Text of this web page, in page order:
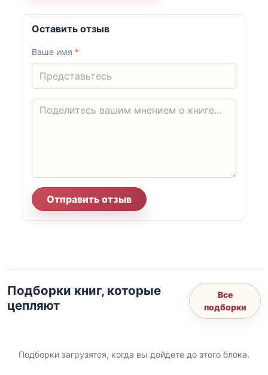
Оставить отзыв
Ваше имя *
Отправить отзыв
Подборки книг, которые
цепляют
Все
подборки
Подборки загрузятся, когда вы дойдете до этого блока.